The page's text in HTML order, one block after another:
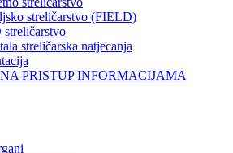
streličarstvo (FIELD)
streličarstvo
streličarska natjecanja
PRISTUP INFORMACIJAMA